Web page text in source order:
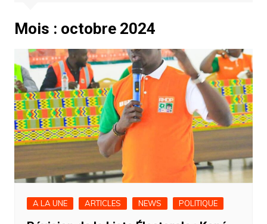
Mois : octobre 2024
A LA UNE ARTICLES NEWS POLITIQUE